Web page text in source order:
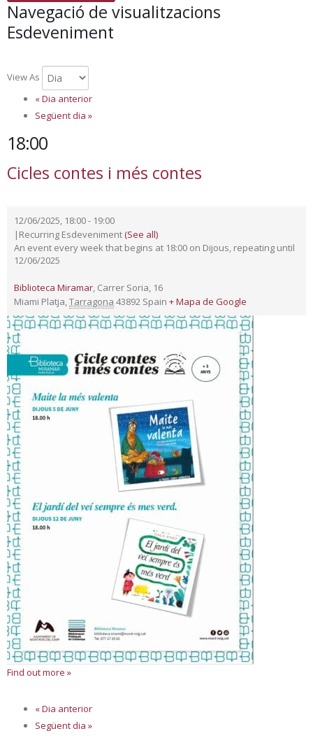
Navegació de visualitzacions
Esdeveniment
View As
«Dia anterior
Següent dia »
18:00
Cicles contes i més contes
12/06/2025, 18:00- 19:00
| Recurring Esdeveniment(See all)
An event every week that begins at 18:00 on Dijous, repeating until
12/06/2025
Biblioteca Miramar, Carrer Soria, 16
Miami Platja,Tarragona 43892 Spain + Mapa de Google
Find out more »
«Dia anterior
Següent dia »